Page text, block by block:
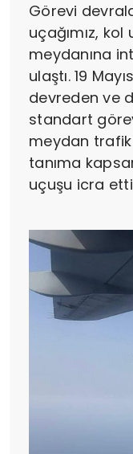
Görevi
uçağımız,
meydanına
ulaştı. 19
devreden ve
standart
meydan
tanıma
uçuşu icra